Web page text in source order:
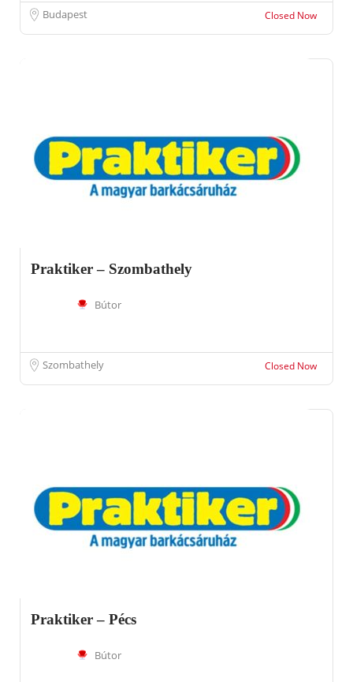
Budapest Closed Now
Praktiker – Szombathely
Bútor
Szombathely Closed Now
Praktiker – Pécs
Bútor